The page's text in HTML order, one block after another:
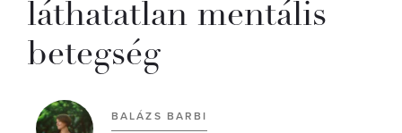
láthatatlan mentális
betegség
BALÁZS BARBI